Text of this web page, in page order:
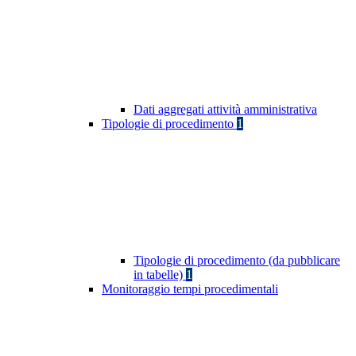
Dati aggregati attività amministrativa
Tipologie di procedimento 1
Tipologie di procedimento (da pubblicare
in tabelle) 1
Monitoraggio tempi procedimentali